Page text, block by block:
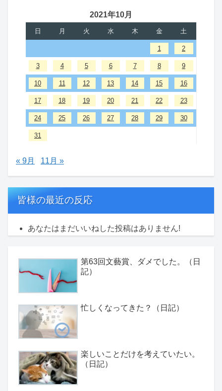
2021年10月
日 月 火 水 木 金 土
1 2
3 4 5 6 7 8 9
10 11 12 13 14 15 16
17 18 19 20 21 22 23
24 25 26 27 28 29 30
31
« 9月 11月 »
皆様の最近の反応
あなたはまだいいねした投稿はありません!
第63回文藝賞、ダメでした。（日
記）
忙しくなってきた？（日記）
楽しいことだけを考えていたい。
（日記）